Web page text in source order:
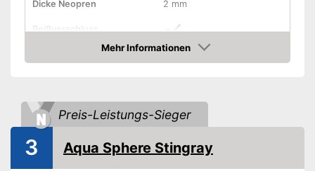
Dicke Neopren
2 mm
Reißverschluss
Vorteile
Das Design ist ergonomisch
Amazon Lieferzeit
siehe Anbieter
Mehr Informationen
Amazon
Preis-Leistungs-Sieger
3 Aqua Sphere Stingray